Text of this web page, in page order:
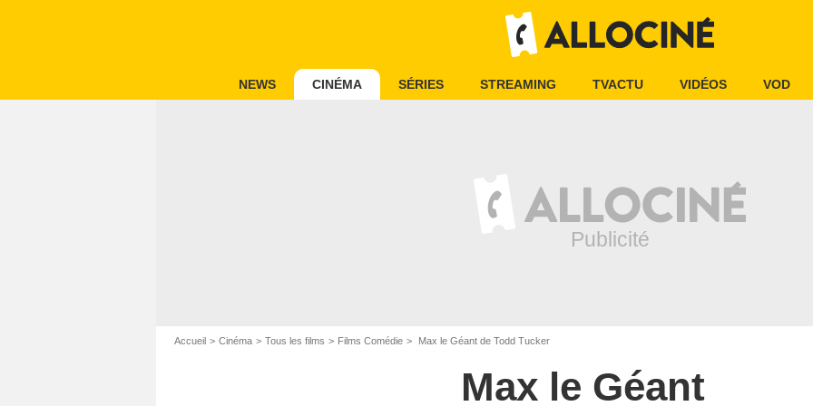
NEWS CINÉMA SÉRIES STREAMING TVACTU VIDÉOS VOD
Accueil Cinéma Tous les films Films Comédie Max le Géant de Todd Tucker
Max le Géant